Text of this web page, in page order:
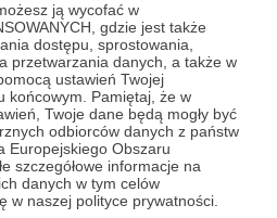
ją wycofać w
gdzie jest także
dostępu, sprostowania,
przetwarzania danych, a także w
ustawień Twojej
końcowym. Pamiętaj, że w
Twoje dane będą mogły być
odbiorców danych z państw
Europejskiego Obszaru
szczegółowe informacje na
danych w tym celów
w naszej polityce prywatności.